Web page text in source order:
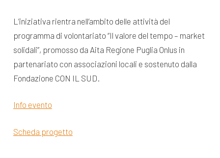
L’iniziativa rientra nell’ambito delle attività del
programma di volontariato “Il valore del tempo – market
solidali”, promosso da Aita Regione Puglia Onlus in
partenariato con associazioni locali e sostenuto dalla
Fondazione CON IL SUD.
Info evento
Scheda progetto
Seguici sui social: